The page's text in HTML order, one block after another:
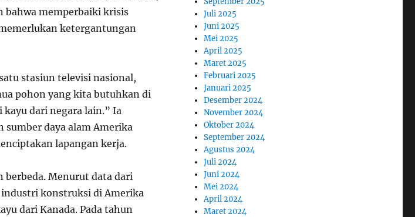
bahwa memperbaiki krisis
ketergantungan
stasiun televisi nasional,
pohon yang kita butuhkan di
dari negara lain.” Ia
daya alam Amerika
lapangan kerja.
Menurut data dari
konstruksi di Amerika
dari Kanada. Pada tahun
Juli 2025
Juni 2025
Mei 2025
April 2025
Maret 2025
Februari 2025
Januari 2025
Desember 2024
November 2024
Oktober 2024
September 2024
Agustus 2024
Juli 2024
Juni 2024
Mei 2024
April 2024
Maret 2024